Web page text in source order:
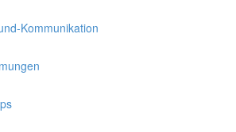
Kommunikation